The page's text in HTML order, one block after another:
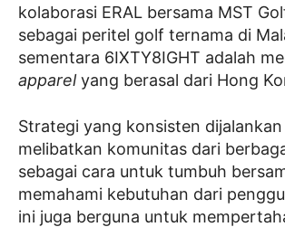
kolaborasi ERAL bersama MST
sebagai peritel golf ternama di
sementara 6IXTY8IGHT adalah
apparelyang berasal dari Hong
Strategi yang konsisten dijalankan
melibatkan komunitas dari
sebagai cara untuk tumbuh
memahami kebutuhan dari
ini juga berguna untuk